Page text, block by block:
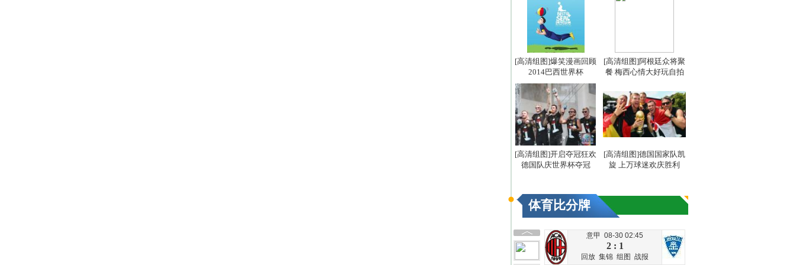
[高清组图]爆笑漫画回顾
2014巴西世界杯
[高清组图]阿根廷众将聚
餐 梅西心情大好玩自拍
[高清组图]开启夺冠狂欢
德国队庆世界杯夺冠
[高清组图]德国国家队凯
旋 上万球迷欢庆胜利
体育比分牌
意甲 08-30 02:45
2 : 1
回放 集锦 组图 战报